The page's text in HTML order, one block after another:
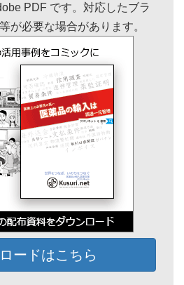
PDF です。対応したブラ
が必要な場合があります。
ードはこちら